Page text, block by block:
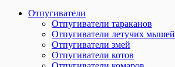
Отпугиватели
Отпугиватели тараканов
Отпугиватели летучих мышей
Отпугиватели змей
Отпугиватели котов